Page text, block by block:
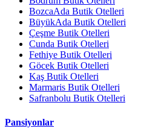
BozcaAda Butik Otelleri
BüyükAda Butik Otelleri
Çeşme Butik Otelleri
Cunda Butik Otelleri
Fethiye Butik Otelleri
Göcek Butik Otelleri
Kaş Butik Otelleri
Marmaris Butik Otelleri
Safranbolu Butik Otelleri
Pansiyonlar